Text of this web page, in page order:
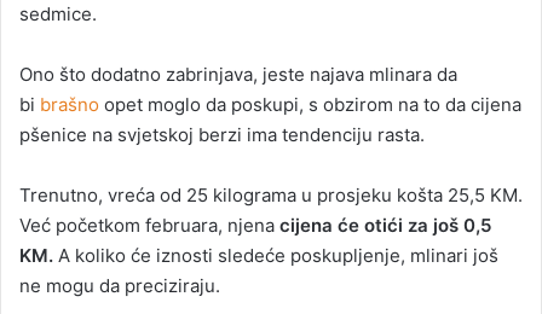
sedmice.
Ono što dodatno zabrinjava, jeste najava mlinara da
bi brašno opet moglo da poskupi, s obzirom na to da cijena
pšenice na svjetskoj berzi ima tendenciju rasta.
Trenutno, vreća od 25 kilograma u prosjeku košta 25,5 KM.
Već početkom februara, njena cijena će otići za još 0,5
KM. A koliko će iznosti sledeće poskupljenje, mlinari još
ne mogu da preciziraju.